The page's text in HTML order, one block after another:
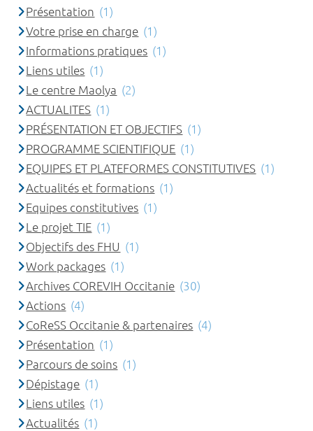
Présentation (1)
Votre prise en charge (1)
Informations pratiques (1)
Liens utiles (1)
Le centre Maolya (2)
ACTUALITES (1)
PRÉSENTATION ET OBJECTIFS (1)
PROGRAMME SCIENTIFIQUE (1)
EQUIPES ET PLATEFORMES CONSTITUTIVES (1)
Actualités et formations (1)
Equipes constitutives (1)
Le projet TIE (1)
Objectifs des FHU (1)
Work packages (1)
Archives COREVIH Occitanie (30)
Actions (4)
CoReSS Occitanie & partenaires (4)
Présentation (1)
Parcours de soins (1)
Dépistage (1)
Liens utiles (1)
Actualités (1)